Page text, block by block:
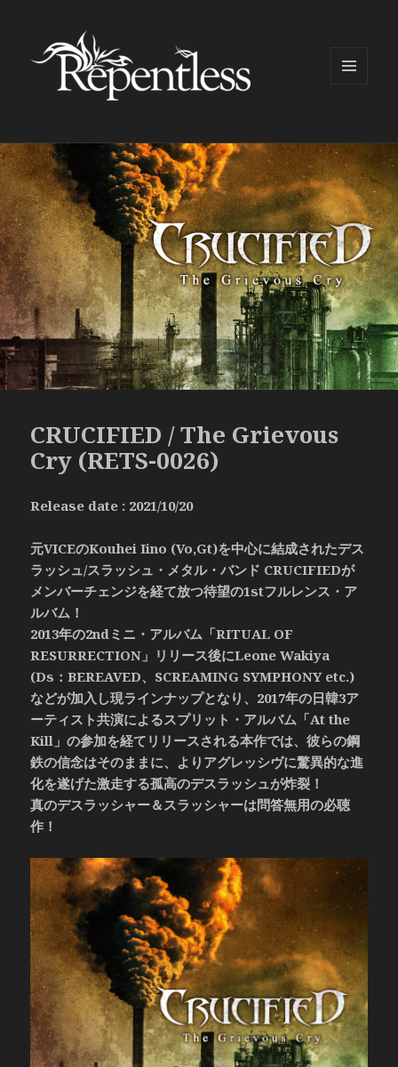
CRUCIFIED / The Grievous
Cry (RETS-0026)
Release date : 2021/10/20
元VICEのKouhei Iino (Vo,Gt)を中心に結成されたデス
ラッシュ/スラッシュ・メタル・バンド CRUCIFIEDが
メンバーチェンジを経て放つ待望の1stフルレンス・ア
ルバム！
2013年の2ndミニ・アルバム「RITUAL OF
RESURRECTION」リリース後にLeone Wakiya
(Ds：BEREAVED、SCREAMING SYMPHONY etc.)
などが加入し現ラインナップとなり、2017年の日韓3ア
ーティスト共演によるスプリット・アルバム「At the
Kill」の参加を経てリリースされる本作では、彼らの鋼
鉄の信念はそのままに、よりアグレッシヴに驚異的な進
化を遂げた激走する孤高のデスラッシュが炸裂！
真のデスラッシャー＆スラッシャーは問答無用の必聴
作！